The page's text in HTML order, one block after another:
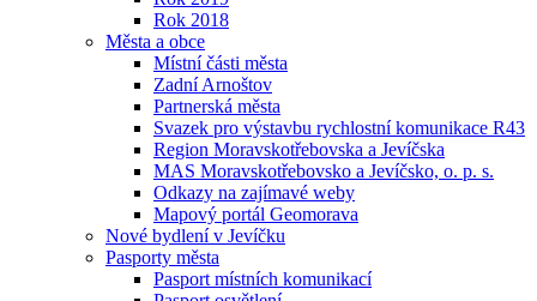
Rok 2018
Města a obce
Místní části města
Zadní Arnoštov
Partnerská města
Svazek pro výstavbu rychlostní komunikace R43
Region Moravskotřebovska a Jevíčska
MAS Moravskotřebovsko a Jevíčsko, o. p. s.
Odkazy na zajímavé weby
Mapový portál Geomorava
Nové bydlení v Jevíčku
Pasporty města
Pasport místních komunikací